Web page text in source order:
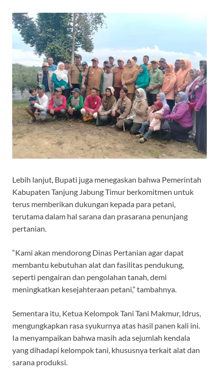
Lebih lanjut, Bupati juga menegaskan bahwa Pemerintah
Kabupaten Tanjung Jabung Timur berkomitmen untuk
terus memberikan dukungan kepada para petani,
terutama dalam hal sarana dan prasarana penunjang
pertanian.
“Kami akan mendorong Dinas Pertanian agar dapat
membantu kebutuhan alat dan fasilitas pendukung,
seperti pengairan dan pengolahan tanah, demi
meningkatkan kesejahteraan petani,” tambahnya.
Sementara itu, Ketua Kelompok Tani Tani Makmur, Idrus,
mengungkapkan rasa syukurnya atas hasil panen kali ini.
Ia menyampaikan bahwa masih ada sejumlah kendala
yang dihadapi kelompok tani, khususnya terkait alat dan
sarana produksi.